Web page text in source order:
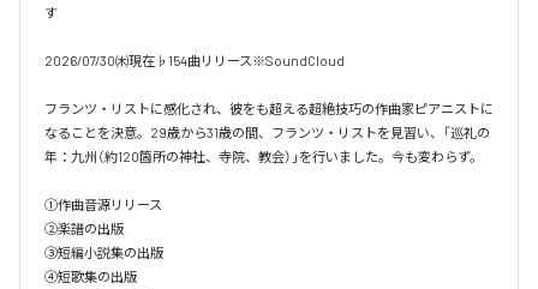
す
2026/07/30㈭現在♭154曲リリース※SoundCloud
フランツ・リストに感化され、彼をも超える超絶技巧の作曲家ピアニストに
なることを決意。29歳から31歳の間、フランツ・リストを見習い、「巡礼の
年：九州（約120箇所の神社、寺院、教会）」を行いました。今も変わらず。
①作曲音源リリース
②楽譜の出版
③短編小説集の出版
④短歌集の出版